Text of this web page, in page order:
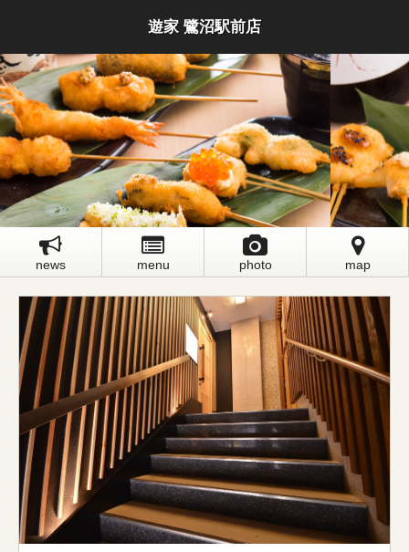
遊家 鷺沼駅前店
news menu photo map